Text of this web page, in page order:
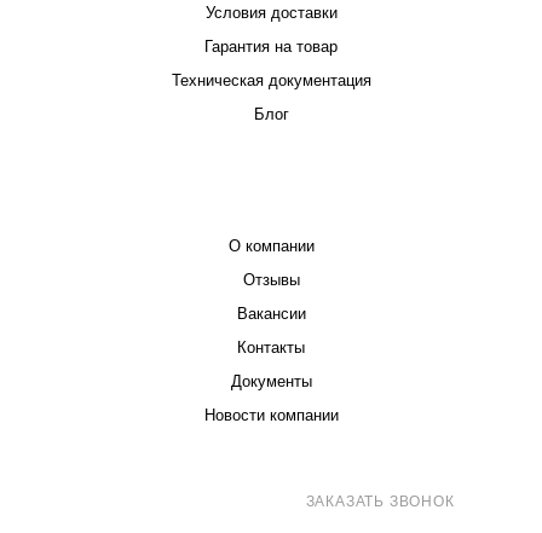
Условия доставки
Гарантия на товар
Техническая документация
Блог
О компании
Отзывы
Вакансии
Контакты
Документы
Новости компании
ЗАКАЗАТЬ ЗВОНОК